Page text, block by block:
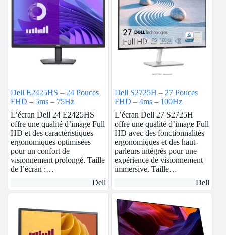
Dell E2425HS – 24 Pouces
FHD – 5ms – 75Hz
L’écran Dell 24 E2425HS
offre une qualité d’image Full
HD et des caractéristiques
ergonomiques optimisées
pour un confort de
visionnement prolongé. Taille
de l’écran :…
Dell
Dell S2725H – 27 Pouces
FHD – 4ms – 100Hz
L’écran Dell 27 S2725H
offre une qualité d’image Full
HD avec des fonctionnalités
ergonomiques et des haut-
parleurs intégrés pour une
expérience de visionnement
immersive. Taille…
Dell